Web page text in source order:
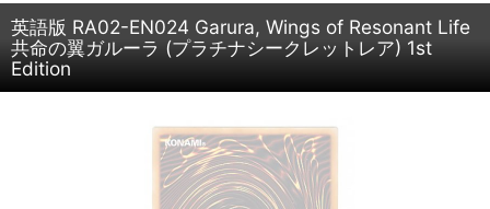
英語版 RA02-EN024 Garura, Wings of Resonant Life
共命の翼ガルーラ (プラチナシークレットレア) 1st
Edition